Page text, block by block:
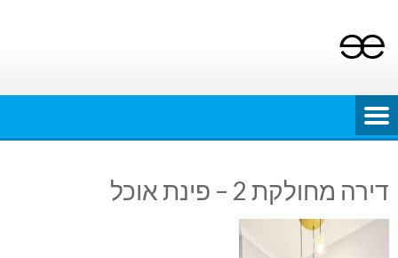
content
דירה מחולקת 2 – פינת אוכל